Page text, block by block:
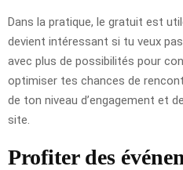
Dans la pratique, le gratuit est
devient intéressant si tu veux
avec plus de possibilités pour
optimiser tes chances de
de ton niveau d’engagement et
site.
Profiter des